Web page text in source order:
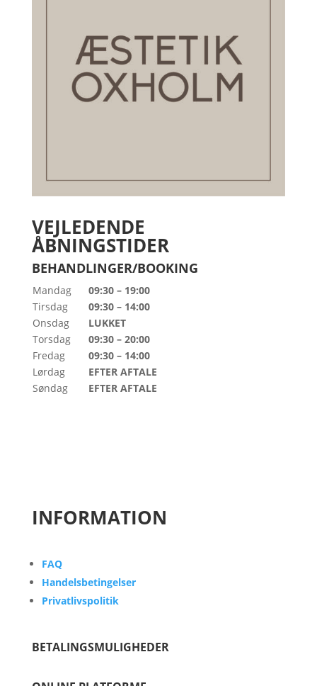
VEJLEDENDE
ÅBNINGSTIDER
BEHANDLINGER/BOOKING
Mandag
Tirsdag
Onsdag
Torsdag
Fredag
Lørdag
Søndag
09:30 – 19:00
09:30 – 14:00
LUKKET
09:30 – 20:00
09:30 – 14:00
EFTER AFTALE
EFTER AFTALE
INFORMATION
FAQ
Handelsbetingelser
Privatlivspolitik
BETALINGSMULIGHEDER